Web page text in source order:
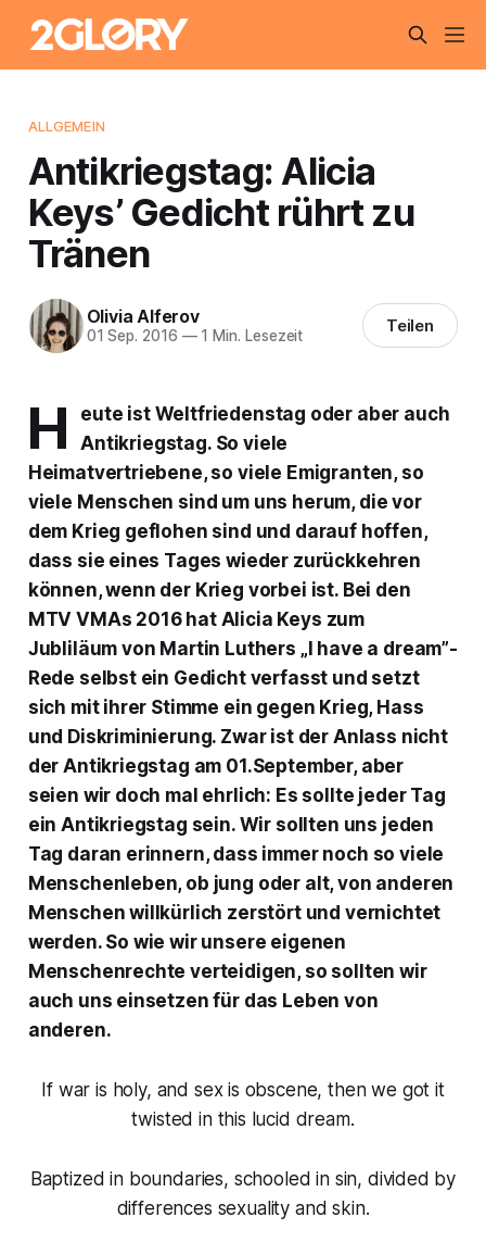
ALLGEMEIN
Antikriegstag: Alicia
Keys’ Gedicht rührt zu
Tränen
Olivia Alferov
01 Sep. 2016 —1 Min. Lesezeit Teilen
H
eute ist Weltfriedenstag oder aber auch
Antikriegstag. So viele
Heimatvertriebene, so viele Emigranten, so
viele Menschen sind um uns herum, die vor
dem Krieg geflohen sind und darauf hoffen,
dass sie eines Tages wieder zurückkehren
können, wenn der Krieg vorbei ist. Bei den
MTV VMAs 2016 hat Alicia Keys zum
Jubliläum von Martin Luthers „I have a dream”-
Rede selbst ein Gedicht verfasst und setzt
sich mit ihrer Stimme ein gegen Krieg, Hass
und Diskriminierung. Zwar ist der Anlass nicht
der Antikriegstag am 01.September, aber
seien wir doch mal ehrlich: Es sollte jeder Tag
ein Antikriegstag sein. Wir sollten uns jeden
Tag daran erinnern, dass immer noch so viele
Menschenleben, ob jung oder alt, von anderen
Menschen willkürlich zerstört und vernichtet
werden. So wie wir unsere eigenen
Menschenrechte verteidigen, so sollten wir
auch uns einsetzen für das Leben von
anderen.
If war is holy, and sex is obscene, then we got it
twisted in this lucid dream.
Baptized in boundaries, schooled in sin, divided by
differences sexuality and skin.